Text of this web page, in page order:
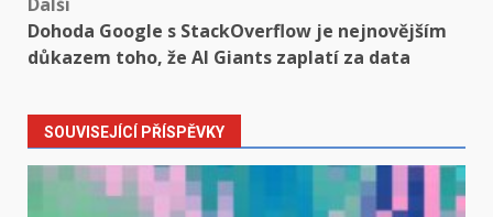
Dohoda Google s StackOverflow je nejnovějším
důkazem toho, že AI Giants zaplatí za data
SOUVISEJÍCÍ PŘÍSPĚVKY